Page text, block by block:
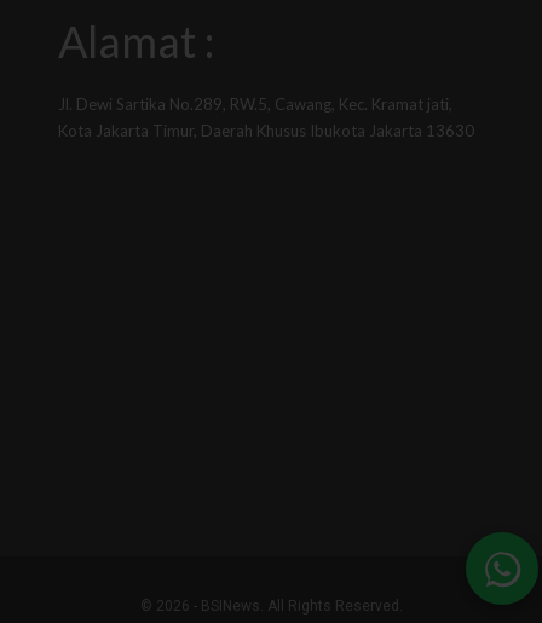
Alamat :
Jl. Dewi Sartika No.289, RW.5, Cawang, Kec. Kramat jati,
Kota Jakarta Timur, Daerah Khusus Ibukota Jakarta 13630
© 2026 - BSINews. All Rights Reserved.